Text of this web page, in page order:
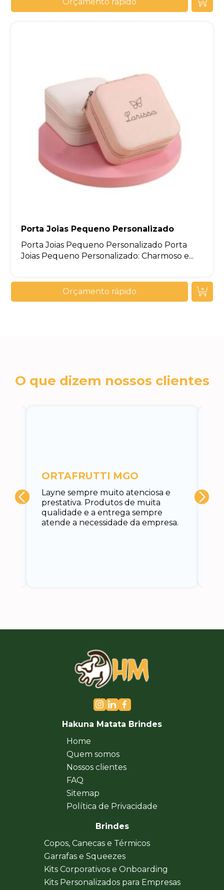
Porta Joias Pequeno Personalizado
Porta Joias Pequeno Personalizado Porta
Joias Pequeno Personalizado: Charmoso e...
Orçamento rápido
O que dizem nossos clientes
Layne sempre muito atenciosa e
prestativa. Produtos de muita
qualidade e a entrega sempre
atende a necessidade da empresa.
ORTAFRUTTI MGO
Hakuna Matata Brindes
Home
Quem somos
Nossos clientes
FAQ
Sitemap
Política de Privacidade
Brindes
Copos, Canecas e Térmicos
Garrafas e Squeezes
Kits Corporativos e Onboarding
Kits Personalizados para Empresas